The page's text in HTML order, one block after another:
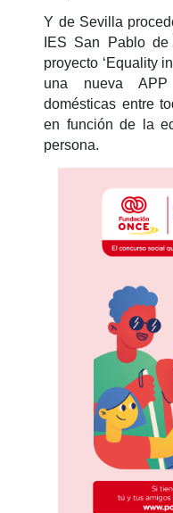
Y de Sevilla
IES San Pablo
proyecto ‘Equality
una nueva
domésticas entre
en función de la
persona.